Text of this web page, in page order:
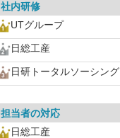
社内研修
UTグループ
日総工産
日研トータルソーシング
担当者の対応
日総工産